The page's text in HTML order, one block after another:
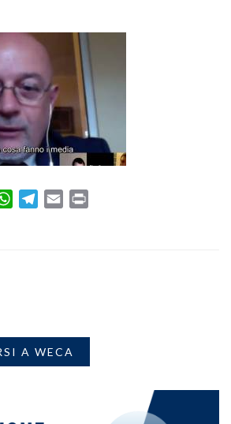
WhatsAppTelegram
Email
A WECA